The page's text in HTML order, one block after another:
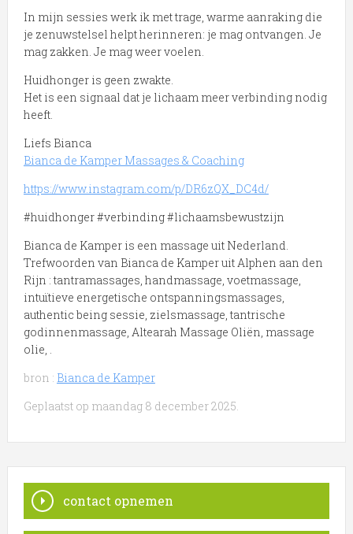
In mijn sessies werk ik met trage, warme aanraking die
je zenuwstelsel helpt herinneren: je mag ontvangen. Je
mag zakken. Je mag weer voelen.
Huidhonger is geen zwakte.
Het is een signaal dat je lichaam meer verbinding nodig
heeft.
Liefs Bianca
Bianca de Kamper Massages & Coaching
https://www.instagram.com/p/DR6zQX_DC4d/
#huidhonger #verbinding #lichaamsbewustzijn
Bianca de Kamper is een massage uit Nederland.
Trefwoorden van Bianca de Kamper uit Alphen aan den
Rijn : tantramassages, handmassage, voetmassage,
intuïtieve energetische ontspanningsmassages,
authentic being sessie, zielsmassage, tantrische
godinnenmassage, Altearah Massage Oliën, massage
olie, .
bron : Bianca de Kamper
Geplaatst op maandag 8 december 2025.
contact opnemen